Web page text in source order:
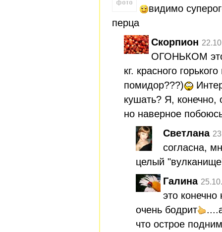
видимо
перца
Скорпион
ОГОНЬКОМ это
кг. красного
помидор???)
кушать? Я,
но наверное
Светлана
согласна,
целый
Галина
это
очень бодрит
что острое